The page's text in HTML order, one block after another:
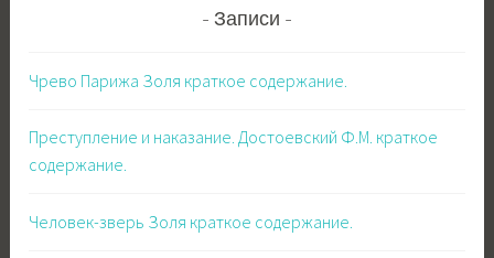
Записи
Чрево Парижа Золя краткое содержание.
Преступление и наказание. Достоевский Ф.М. краткое
содержание.
Человек-зверь Золя краткое содержание.